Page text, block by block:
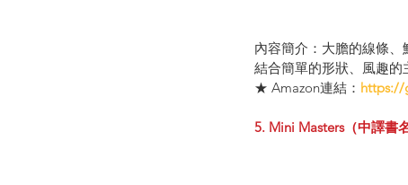
內容簡介：大膽的線條、
結合簡單的形狀、風趣的
★ Amazon連結： https://
5. Mini Masters（中譯書